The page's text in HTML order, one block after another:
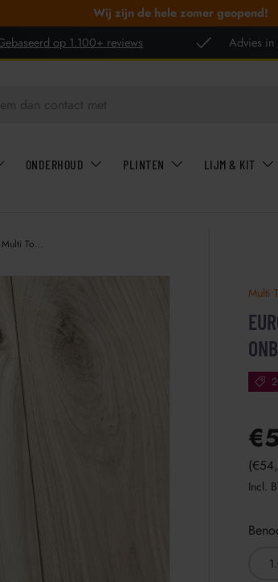
Wij zijn de hele zomer geopend!
op 1.100+ reviews Advies in
ONDERHOUD PLINTEN LIJM & KIT
Europees Eiken 18,5 cm Rustiek AB Multi Top Floor® Onbehandeld
Multi
Incl.